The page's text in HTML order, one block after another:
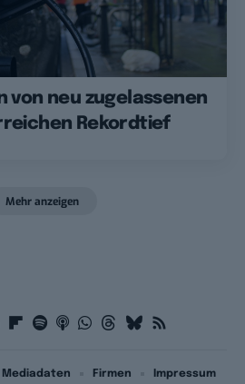
von neu zugelassenen
Rekordtief
Mehr anzeigen
Mediadaten Firmen Impressum